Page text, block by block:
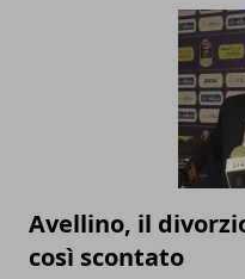
Avellino, il
così scontato